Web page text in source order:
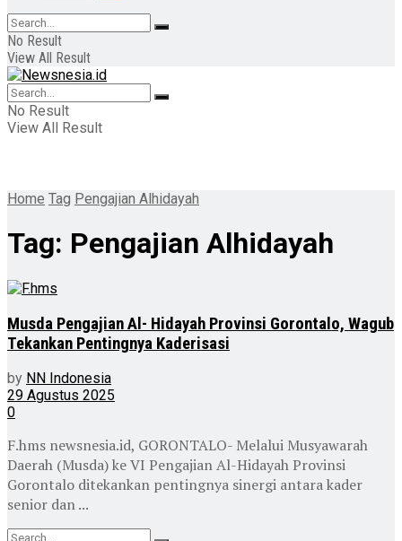
No Result
View All Result
No Result
View All Result
Home Tag Pengajian Alhidayah
Tag: Pengajian Alhidayah
Musda Pengajian Al- Hidayah Provinsi Gorontalo, Wagub
Tekankan Pentingnya Kaderisasi
by NN Indonesia
29 Agustus 2025
0
F.hms newsnesia.id, GORONTALO- Melalui Musyawarah
Daerah (Musda) ke VI Pengajian Al-Hidayah Provinsi
Gorontalo ditekankan pentingnya sinergi antara kader
senior dan ...